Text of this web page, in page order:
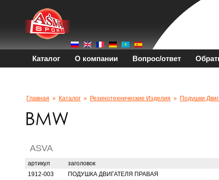
Каталог О компании Вопрос/ответ
Главная » Каталог » Резинотехнические Изделия » Подушки
ASVA
артикул
заголовок
1912-003
ПОДУШКА ДВИГАТЕЛЯ ПРАВАЯ